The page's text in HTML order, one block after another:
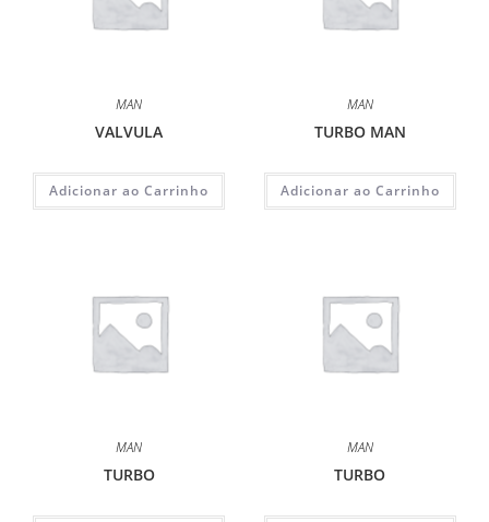
MAN
VALVULA
Adicionar ao Carrinho
MAN
TURBO MAN
Adicionar ao Carrinho
MAN
TURBO
MAN
TURBO